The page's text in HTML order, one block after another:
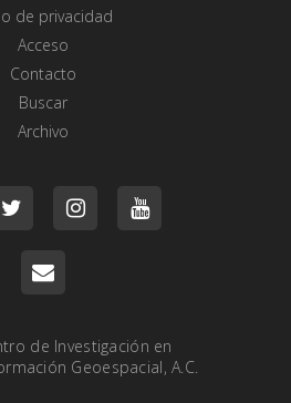
de privacidad
Acceso
Contacto
Buscar
Archivo
de Investigación en
Geoespacial, A.C.